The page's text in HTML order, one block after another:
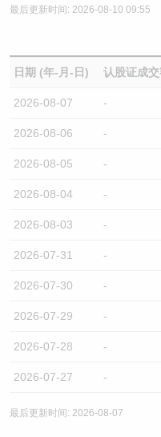
最后更新时间: 2026-08-10 09:55
日期 (年-月-日) 认股证成
2026-08-07 -
2026-08-06 -
2026-08-05 -
2026-08-04 -
2026-08-03 -
2026-07-31 -
2026-07-30 -
2026-07-29 -
2026-07-28 -
2026-07-27 -
最后更新时间: 2026-08-07